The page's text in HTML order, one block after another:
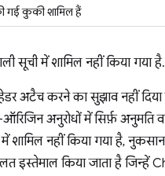
गई कुकी शामिल हैं
सूची में शामिल नहीं किया गया है.
अटैच करने का सुझाव नहीं दिया
अनुरोधों में सिर्फ़ अनुमति
शामिल नहीं किया गया है,
किया जाता है जिन्हें